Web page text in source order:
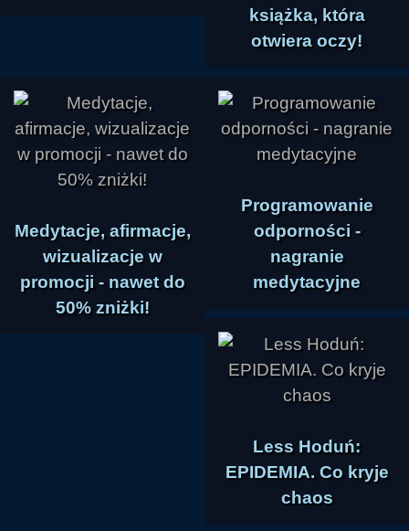
książka, która
otwiera oczy!
Medytacje, afirmacje,
wizualizacje w
promocji - nawet do
50% zniżki!
Programowanie
odporności -
nagranie
medytacyjne
Less Hoduń:
EPIDEMIA. Co kryje
chaos